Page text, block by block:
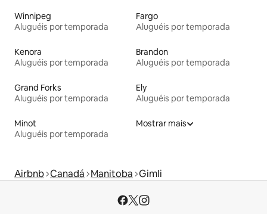
Winnipeg
Aluguéis por temporada
Fargo
Aluguéis por temporada
Kenora
Aluguéis por temporada
Brandon
Aluguéis por temporada
Grand Forks
Aluguéis por temporada
Ely
Aluguéis por temporada
Minot
Aluguéis por temporada
Mostrar mais
Airbnb Canadá Manitoba Gimli